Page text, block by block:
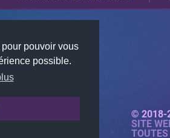
pouvoir vous
possible.
© 2018-
SITE